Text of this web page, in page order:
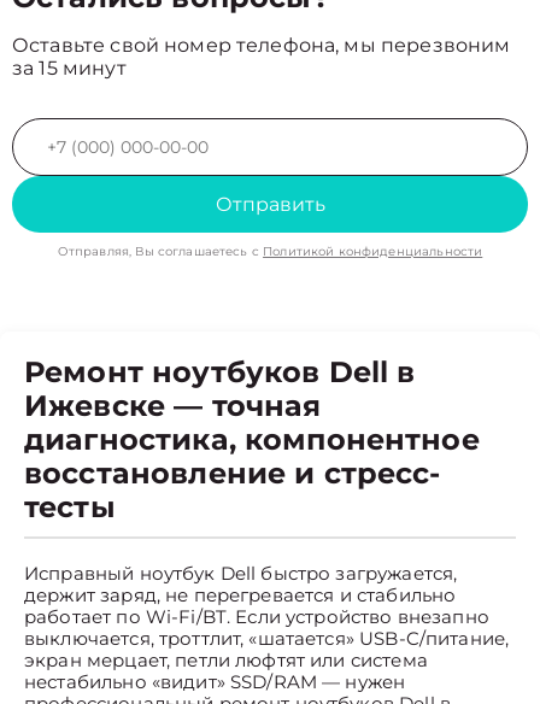
Оставьте свой номер телефона, мы перезвоним
за 15 минут
Отправить
Отправляя, Вы соглашаетесь с Политикой конфиденциальности
Ремонт ноутбуков Dell в
Ижевске — точная
диагностика, компонентное
восстановление и стресс-
тесты
Исправный ноутбук Dell быстро загружается,
держит заряд, не перегревается и стабильно
работает по Wi-Fi/BT. Если устройство внезапно
выключается, троттлит, «шатается» USB-C/питание,
экран мерцает, петли люфтят или система
нестабильно «видит» SSD/RAM — нужен